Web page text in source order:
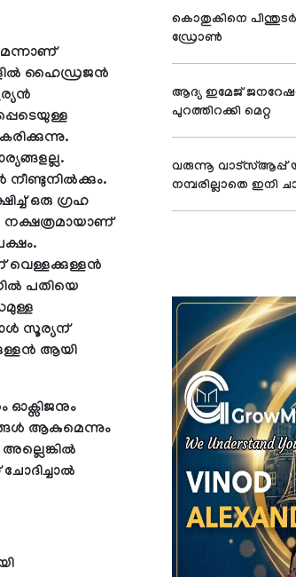
ഹൈഡ്രജൻ
ഒരു ഗ്രഹ
നക്ഷത്രമായാണ്
വെള്ളക്കുള്ളന്‍
പതിയെ
സൂര്യന്
ആയി
ഓക്സിജനും
ആകുമെന്നും
കൊതുകിനെ
ഡ്രോണ്‍
ആദ്യ ഇമേജ്
പുറത്തിറക്കി മെറ്റ
വരുന്നൂ വാട്‌സ്ആപ്പ്
നമ്പരില്ലാതെ ഇനി